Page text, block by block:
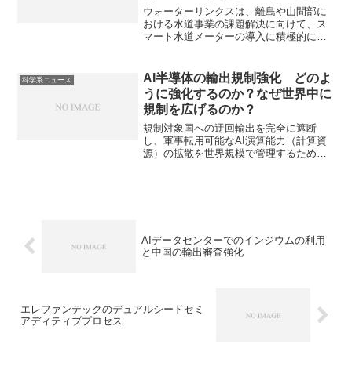
か？なぜ山間部で必要なのか？
ウォーターリンクスは、離島や山間部に
おける水道事業の課題解決に向けて、ス
マート水道メーターの導入に積極的に取
民サービス向上やDX化、省人化などに貢
献可能な技術として注目されています。
特に山間部で必要な理由やスマート水道
メーターの仕組みを知ることができま
す。
科学系ニュース
AI半導体の輸出規制強化 どのよ
うに強化するのか？なぜ世界中に
規制を広げるのか？
規制対象国への迂回輸出を完全に遮断
し、軍事転用可能なAI演算能力（計算資
源）の拡散を世界規模で管理するために
AIデータセンターでのインジウムの利用
と中国の輸出審査強化
エレファンテックのデュアルシードセミ
アディティブプロセス